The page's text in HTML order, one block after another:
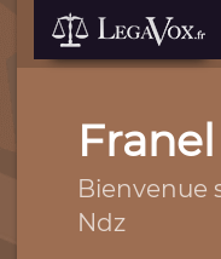
Bienvenue
Ndz